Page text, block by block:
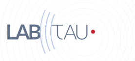
Skip to main content